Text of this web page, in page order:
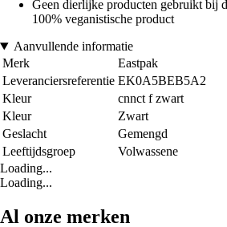
Geen dierlijke producten gebruikt bij
100% veganistische product
Aanvullende informatie
Merk
Eastpak
Leveranciersreferentie EK0A5BEB5A2
Kleur
cnnct f zwart
Kleur
Zwart
Geslacht
Gemengd
Leeftijdsgroep
Volwassene
Loading...
Loading...
Al onze merken